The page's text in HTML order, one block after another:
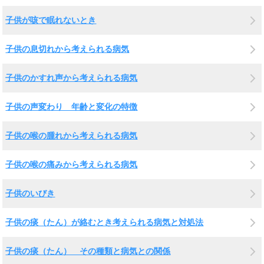
子供が咳で眠れないとき
子供の息切れから考えられる病気
子供のかすれ声から考えられる病気
子供の声変わり 年齢と変化の特徴
子供の喉の腫れから考えられる病気
子供の喉の痛みから考えられる病気
子供のいびき
子供の痰（たん）が絡むとき考えられる病気と対処法
子供の痰（たん） その種類と病気との関係